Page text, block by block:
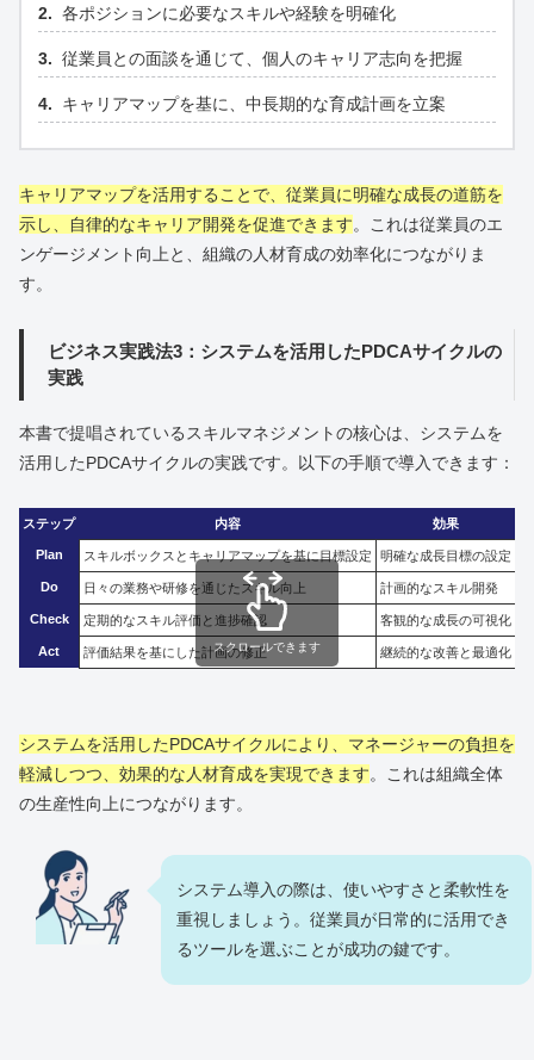
各ポジションに必要なスキルや経験を明確化
従業員との面談を通じて、個人のキャリア志向を把握
キャリアマップを基に、中長期的な育成計画を立案
キャリアマップを活用することで、従業員に明確な成長の道筋を
示し、自律的なキャリア開発を促進できます。これは従業員のエ
ンゲージメント向上と、組織の人材育成の効率化につながりま
す。
ビジネス実践法3：システムを活用したPDCAサイクルの
実践
本書で提唱されているスキルマネジメントの核心は、システムを
活用したPDCAサイクルの実践です。以下の手順で導入できます：
ステップ 内容 効果
Plan スキルボックスとキャリアマップを基に目標設定 明確な成長目標の設定
Do 日々の業務や研修を通じたスキル向上 計画的なスキル開発
Check 定期的なスキル評価と進捗確認 客観的な成長の可視化
Act 評価結果を基にした計画の修正 継続的な改善と最適化
スクロールできます
システムを活用したPDCAサイクルにより、マネージャーの負担を
軽減しつつ、効果的な人材育成を実現できます。これは組織全体
の生産性向上につながります。
システム導入の際は、使いやすさと柔軟性を
重視しましょう。従業員が日常的に活用でき
るツールを選ぶことが成功の鍵です。